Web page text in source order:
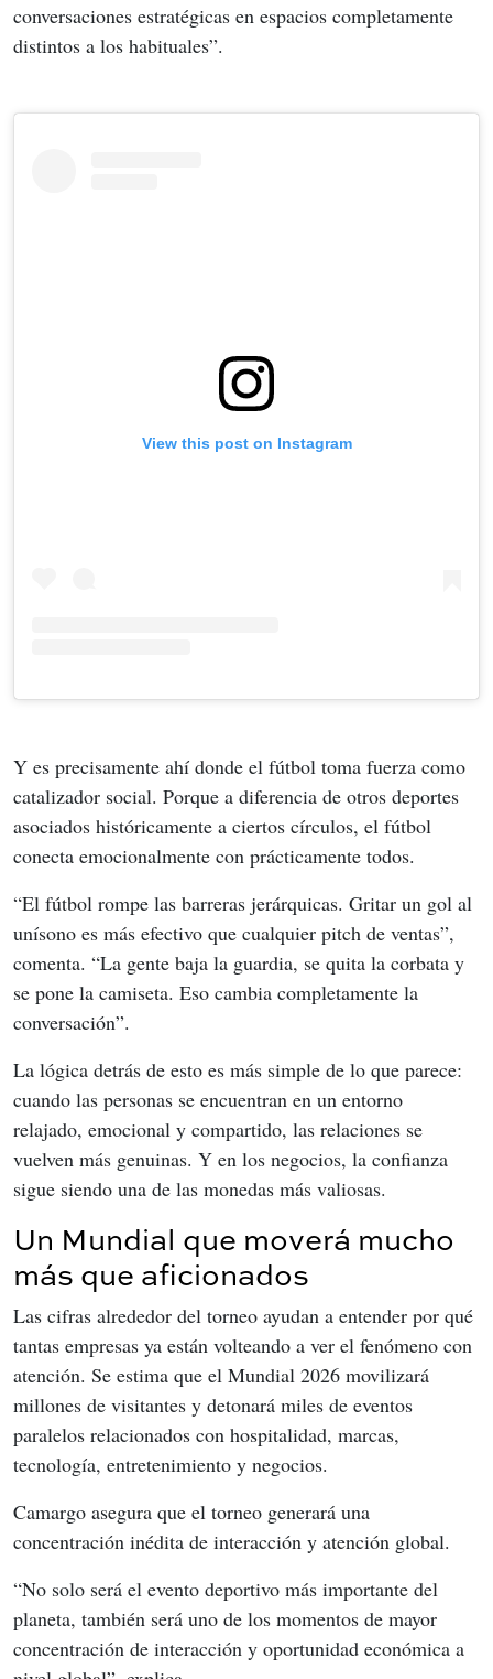
conversaciones estratégicas en espacios completamente
distintos a los habituales”.
View this post on Instagram
Y es precisamente ahí donde el fútbol toma fuerza como
catalizador social. Porque a diferencia de otros deportes
asociados históricamente a ciertos círculos, el fútbol
conecta emocionalmente con prácticamente todos.
“El fútbol rompe las barreras jerárquicas. Gritar un gol al
unísono es más efectivo que cualquier pitch de ventas”,
comenta. “La gente baja la guardia, se quita la corbata y
se pone la camiseta. Eso cambia completamente la
conversación”.
La lógica detrás de esto es más simple de lo que parece:
cuando las personas se encuentran en un entorno
relajado, emocional y compartido, las relaciones se
vuelven más genuinas. Y en los negocios, la confianza
sigue siendo una de las monedas más valiosas.
Un Mundial que moverá mucho
más que aficionados
Las cifras alrededor del torneo ayudan a entender por qué
tantas empresas ya están volteando a ver el fenómeno con
atención. Se estima que el Mundial 2026 movilizará
millones de visitantes y detonará miles de eventos
paralelos relacionados con hospitalidad, marcas,
tecnología, entretenimiento y negocios.
Camargo asegura que el torneo generará una
concentración inédita de interacción y atención global.
“No solo será el evento deportivo más importante del
planeta, también será uno de los momentos de mayor
concentración de interacción y oportunidad económica a